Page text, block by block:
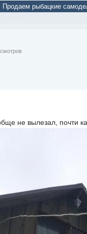
Продаем рыбацкие
не вылезал, почти